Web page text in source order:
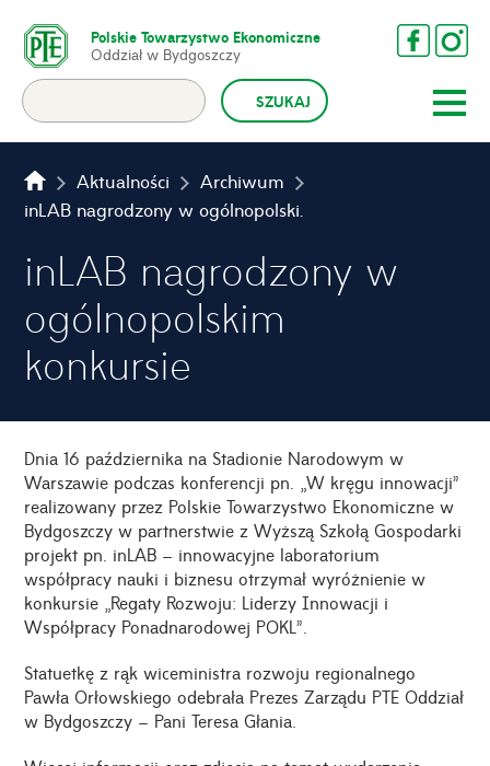
Polskie Towarzystwo Ekonomiczne
Oddział w Bydgoszczy
Aktualności
Archiwum
inLAB nagrodzony w ogólnopolskim konkursie
inLAB nagrodzony w
ogólnopolskim
konkursie
Dnia 16 października na Stadionie Narodowym w
Warszawie podczas konferencji pn. „W kręgu innowacji”
realizowany przez Polskie Towarzystwo Ekonomiczne w
Bydgoszczy w partnerstwie z Wyższą Szkołą Gospodarki
projekt pn. inLAB – innowacyjne laboratorium
współpracy nauki i biznesu otrzymał wyróżnienie w
konkursie „Regaty Rozwoju: Liderzy Innowacji i
Współpracy Ponadnarodowej POKL”.
Statuetkę z rąk wiceministra rozwoju regionalnego
Pawła Orłowskiego odebrała Prezes Zarządu PTE Oddział
w Bydgoszczy – Pani Teresa Głania.